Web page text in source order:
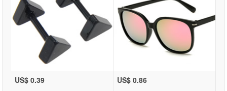
US$ 0.39 US$ 0.86